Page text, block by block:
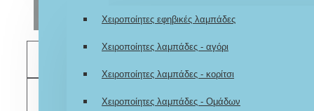
Χειροποίητες εφηβικές λαμπάδες
Χειροποίητες λαμπάδες - αγόρι
Χειροποίητες λαμπάδες - κορίτσι
Χειροποίητες λαμπάδες - Ομάδων